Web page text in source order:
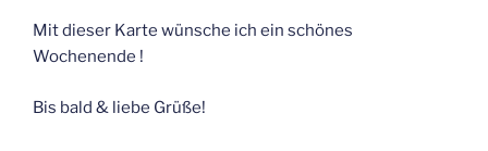
Mit dieser Karte wünsche ich ein schönes
Wochenende !
Bis bald & liebe Grüße!